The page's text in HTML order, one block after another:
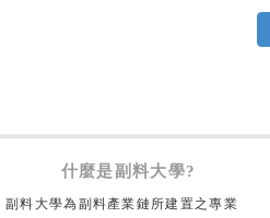
什麼是副料大學?
副料大學為副料產業鏈所建置之專業